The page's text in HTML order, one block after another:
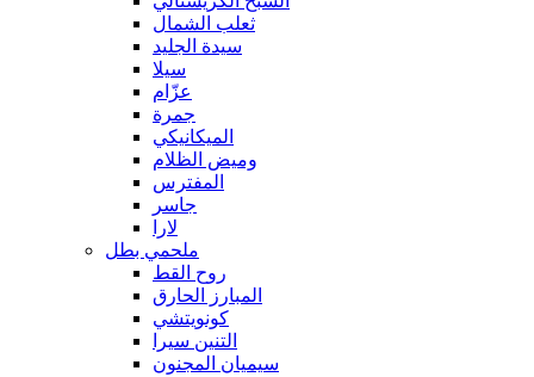
ثعلب الشمال
سيدة الجليد
سيلا
عزّام
جمرة
الميكانيكي
وميض الظلام
المفترس
جاسر
لارا
ملحمي بطل
روح القط
المبارز الحارق
كونويتشي
التنين سيرا
سيميان المجنون